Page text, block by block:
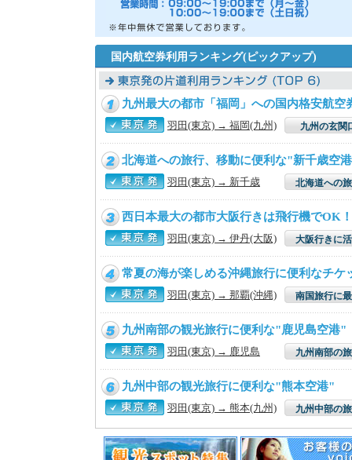
国内航空券利用ランキング(ピックアップ)
九州最大の都市「福岡」への国内格安航空
羽田(東京) → 福岡(九州) 九州の玄関
北海道への旅行、移動に便利な"新千歳空
羽田(東京) → 新千歳 北海道への
西日本最大の都市大阪行きは飛行機でOK！
羽田(東京) → 伊丹(大阪) 大阪行きに
常夏の海が楽しめる沖縄旅行に便利なチケ
羽田(東京) → 那覇(沖縄) 南国旅行に
九州南部の観光旅行に便利な"鹿児島空港"
羽田(東京) → 鹿児島 九州南部の
九州中部の観光旅行に便利な"熊本空港"
羽田(東京) → 熊本(九州) 九州中部の